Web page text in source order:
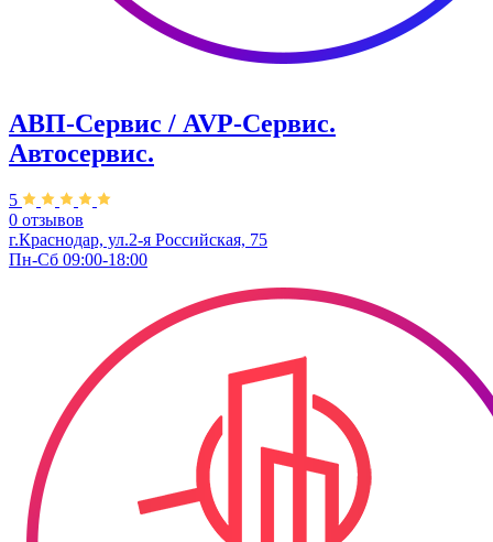
АВП-Сервис / AVP-Сервис.
Автосервис.
5
0 отзывов
г.Краснодар, ул.2-я Российская, 75
Пн-Сб 09:00-18:00